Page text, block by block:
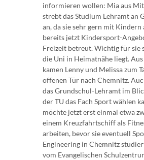
informieren wollen: Mia aus
strebt das Studium Lehramt an
an, da sie sehr gern mit
bereits jetzt Kindersport-
Freizeit betreut. Wichtig für sie
die Uni in Heimatnähe liegt.
kamen Lenny und Melissa zum
offenen Tür nach Chemnitz.
das Grundschul-Lehramt im
der TU das Fach Sport wählen
möchte jetzt erst einmal etwa
einem Kreuzfahrtschiff als
arbeiten, bevor sie eventuell
Engineering in Chemnitz
vom Evangelischen